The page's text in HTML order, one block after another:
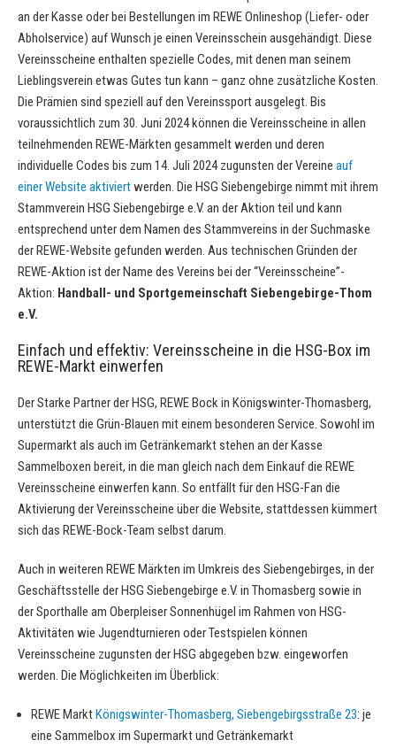
an der Kasse oder bei Bestellungen im REWE Onlineshop (Liefer- oder
Abholservice) auf Wunsch je einen Vereinsschein ausgehändigt. Diese
Vereinsscheine enthalten spezielle Codes, mit denen man seinem
Lieblingsverein etwas Gutes tun kann – ganz ohne zusätzliche Kosten.
Die Prämien sind speziell auf den Vereinssport ausgelegt. Bis
voraussichtlich zum 30. Juni 2024 können die Vereinsscheine in allen
teilnehmenden REWE-Märkten gesammelt werden und deren
individuelle Codes bis zum 14. Juli 2024 zugunsten der Vereine auf
einer Website aktiviertwerden. Die HSG Siebengebirge nimmt mit ihrem
Stammverein HSG Siebengebirge e.V. an der Aktion teil und kann
entsprechend unter dem Namen des Stammvereins in der Suchmaske
der REWE-Website gefunden werden. Aus technischen Gründen der
REWE-Aktion ist der Name des Vereins bei der “Vereinsscheine”-
Aktion: Handball- und Sportgemeinschaft Siebengebirge-Thom
e.V.
Einfach und effektiv: Vereinsscheine in die HSG-Box im
REWE-Markt einwerfen
Der Starke Partner der HSG, REWE Bock in Königswinter-Thomasberg,
unterstützt die Grün-Blauen mit einem besonderen Service. Sowohl im
Supermarkt als auch im Getränkemarkt stehen an der Kasse
Sammelboxen bereit, in die man gleich nach dem Einkauf die REWE
Vereinsscheine einwerfen kann. So entfällt für den HSG-Fan die
Aktivierung der Vereinsscheine über die Website, stattdessen kümmert
sich das REWE-Bock-Team selbst darum.
Auch in weiteren REWE Märkten im Umkreis des Siebengebirges, in der
Geschäftsstelle der HSG Siebengebirge e.V. in Thomasberg sowie in
der Sporthalle am Oberpleiser Sonnenhügel im Rahmen von HSG-
Aktivitäten wie Jugendturnieren oder Testspielen können
Vereinsscheine zugunsten der HSG abgegeben bzw. eingeworfen
werden. Die Möglichkeiten im Überblick:
REWE MarktKönigswinter-Thomasberg, Siebengebirgsstraße 23: je
eine Sammelbox im Supermarkt und Getränkemarkt